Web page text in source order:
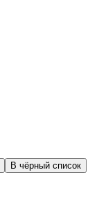
В чёрный список